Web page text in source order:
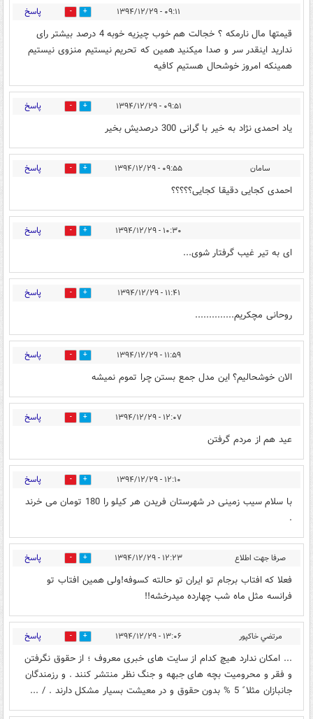
۰۹:۱۱ - ۱۳۹۴/۱۲/۲۹ 0 پاسخ
قیمتها مال نارمکه ؟ خجالت هم خوب چیزیه خوبه 4 درصد بیشتر رای
ندارید اینقدر سر و صدا میکنید همین که تحریم نیستیم منزوی نیستیم
همینکه امروز خوشحال هستیم کافیه
۰۹:۵۱ - ۱۳۹۴/۱۲/۲۹ 0 پاسخ
یاد احمدی نژاد به خیر با گرانی 300 درصدیش بخیر
سامان ۰۹:۵۵ - ۱۳۹۴/۱۲/۲۹ 0 پاسخ
احمدی کجایی دقیقا کجایی؟؟؟؟؟
۱۰:۳۰ - ۱۳۹۴/۱۲/۲۹ 0 پاسخ
ای به تیر غیب گرفتار شوی...
۱۱:۴۱ - ۱۳۹۴/۱۲/۲۹ 0 پاسخ
روحانی مچکریم..............
۱۱:۵۹ - ۱۳۹۴/۱۲/۲۹ 0 پاسخ
الان خوشحالیم؟ این مدل جمع بستن چرا تموم نمیشه
۱۲:۰۷ - ۱۳۹۴/۱۲/۲۹ 0 پاسخ
عید هم از مردم گرفتن
۱۲:۱۰ - ۱۳۹۴/۱۲/۲۹ 0 پاسخ
با سلام سیب زمینی در شهرستان فریدن هر کیلو را 180 تومان می خرند
.
صرفا جهت اطلاع ۱۲:۲۳ - ۱۳۹۴/۱۲/۲۹ 0 پاسخ
فعلا که افتاب برجام تو ایران تو حالته کسوفه!ولی همین افتاب تو
فرانسه مثل ماه شب چهارده میدرخشه!!
مرتضي خاکپور ۱۳:۰۶ - ۱۳۹۴/۱۲/۲۹ 0 پاسخ
... امکان ندارد هیچ کدام از سایت های خبری معروف ؛ از حقوق نگرفتن
و فقر و محرومیت بچه های جبهه و جنگ نظر منتشر کنند . و رزمندگان
جانبازان مثلا ً 5 % بدون حقوق و در معیشت بسیار مشکل دارند . / ...